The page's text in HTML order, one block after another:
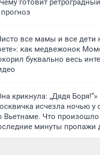
готовит
все мамы и все дети
как медвежонок
буквально весь
крикнула: „Дядя Боря!“»
исчезла ночью у
Вьетнаме. Что произошло
минуты пропажи